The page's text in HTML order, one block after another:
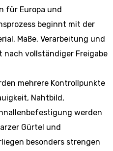
für Europa und
beginnt mit der
Maße, Verarbeitung und
nach vollständiger Freigabe
mehrere Kontrollpunkte
Nahtbild,
werden
Gürtel und
besonders strengen